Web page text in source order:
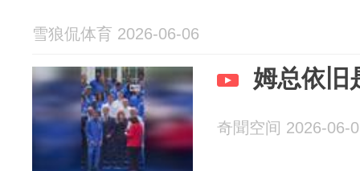
雪狼侃体育 2026-06-06
姆总依旧
奇聞空间 2026-06-